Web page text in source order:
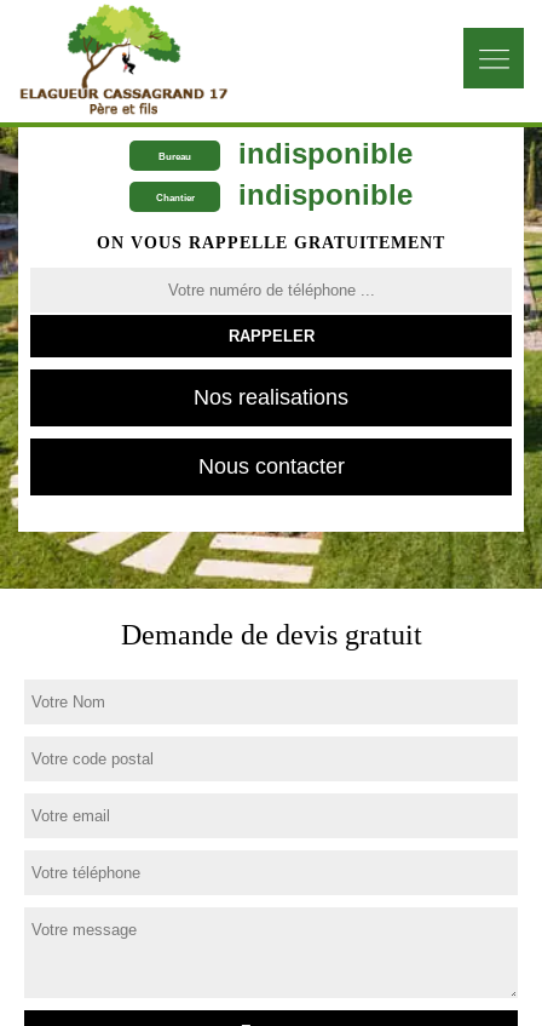
Bureau indisponible
Chantier indisponible
ON VOUS RAPPELLE GRATUITEMENT
Nos realisations
Nous contacter
Demande de devis gratuit